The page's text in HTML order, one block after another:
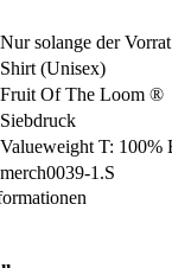
Nur solange der
Shirt (Unisex)
Fruit Of The Loom ®
Siebdruck
Valueweight T: 100%
merch0039-1.S